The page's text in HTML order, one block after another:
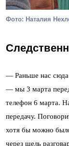
Фото: Наталия
— Раньше нас сюда
— мы 3 марта
телефон 6 марта.
передачу.
хотя бы можно
через щель